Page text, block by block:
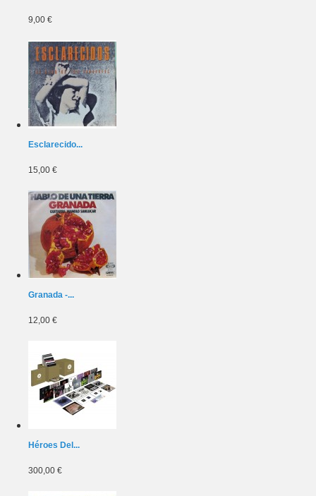
9,00 €
Esclarecido...
15,00 €
Granada -...
12,00 €
Héroes Del...
300,00 €